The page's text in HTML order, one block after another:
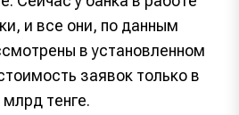
и все они, по данным
в установленном
заявок только в
тенге.